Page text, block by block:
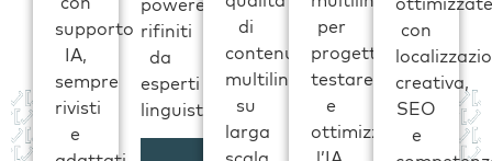
rifiniti
da
esperti
linguistici.
di
contenuti
multilingue
su
larga
per
progettare,
testare
e
ottimizzare
con
creativa,
SEO
e
supporto
IA,
sempre
rivisti
e